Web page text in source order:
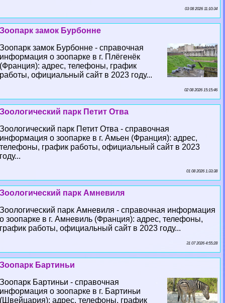
03 08 2026 11:10:34
Зоопарк замок Бурбонне
Зоопарк замок Бурбонне - справочная
информация о зоопарке в г. Плёгенёк
(Франция): адрес, телефоны, график
работы, официальный сайт в 2023 году...
02 08 2026 15:15:46
Зоологический парк Петит Отва
Зоологический парк Петит Отва - справочная
информация о зоопарке в г. Амьен (Франция): адрес,
телефоны, график работы, официальный сайт в 2023
году...
01 08 2026 1:33:38
Зоологический парк Амневиля
Зоологический парк Амневиля - справочная информация
о зоопарке в г. Амневиль (Франция): адрес, телефоны,
график работы, официальный сайт в 2023 году...
31 07 2026 4:55:28
Зоопарк Бартиньи
Зоопарк Бартиньи - справочная
информация о зоопарке в г. Бартиньи
(Швейцария): адрес, телефоны, график